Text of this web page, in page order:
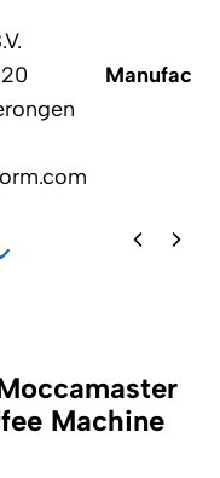
Machine